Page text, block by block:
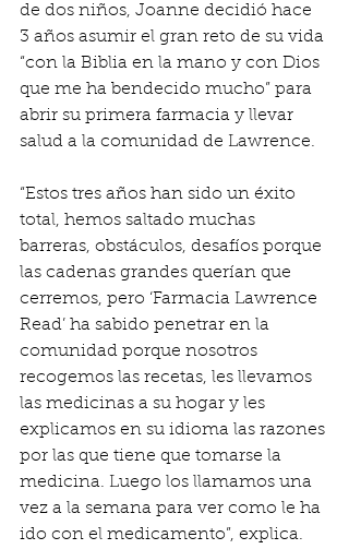
de dos niños, Joanne decidió hace
3 años asumir el gran reto de su vida
“con la Biblia en la mano y con Dios
que me ha bendecido mucho” para
abrir su primera farmacia y llevar
salud a la comunidad de Lawrence.
“Estos tres años han sido un éxito
total, hemos saltado muchas
barreras, obstáculos, desafíos porque
las cadenas grandes querían que
cerremos, pero ‘Farmacia Lawrence
Read’ ha sabido penetrar en la
comunidad porque nosotros
recogemos las recetas, les llevamos
las medicinas a su hogar y les
explicamos en su idioma las razones
por las que tiene que tomarse la
medicina. Luego los llamamos una
vez a la semana para ver como le ha
ido con el medicamento”, explica.